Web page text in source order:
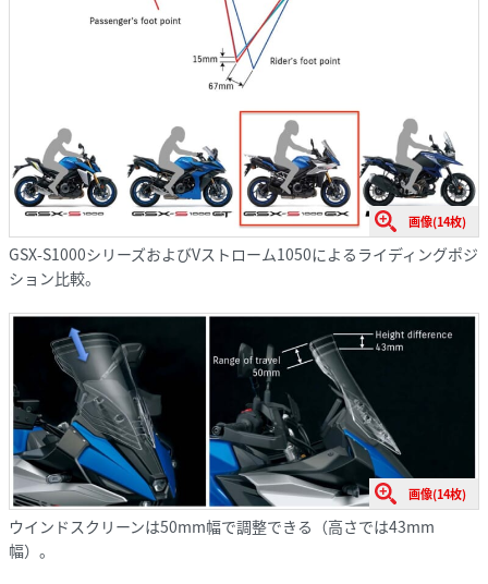
画像(14枚)
GSX-S1000シリーズおよびVストローム1050によるライディングポジ
ション比較。
画像(14枚)
ウインドスクリーンは50mm幅で調整できる（高さでは43mm
幅）。